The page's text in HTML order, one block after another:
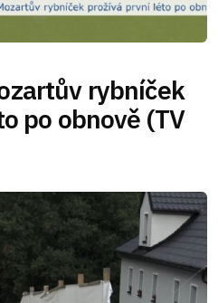
rybníček
po obnově (TV